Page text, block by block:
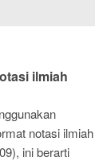
ilmiah
notasi ilmiah
ini berarti